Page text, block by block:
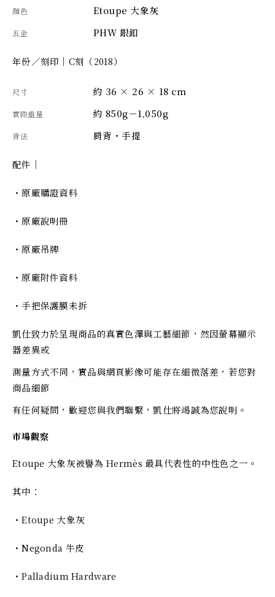
顏色 Etoupe 大象灰
五金 PHW 銀釦
年份／刻印｜C刻（2018）
尺寸 約 36 × 26 × 18 cm
實際重量 約 850g－1,050g
背法 肩背・手提
配件｜
・原廠購證資料
・原廠說明冊
・原廠吊牌
・原廠附件資料
・手把保護膜未拆
凱仕致力於呈現商品的真實色澤與工藝細節，然因螢幕顯示
器差異或
測量方式不同，實品與網頁影像可能存在細微落差，若您對
商品細節
有任何疑問，歡迎您與我們聯繫，凱仕將竭誠為您說明。
市場觀察
Etoupe 大象灰被譽為 Hermès 最具代表性的中性色之一。
其中：
・Etoupe 大象灰
・Negonda 牛皮
・Palladium Hardware